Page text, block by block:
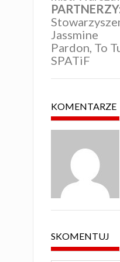
Jassmine
Pardon, To
SPATiF
KOMENTARZE
SKOMENTUJ